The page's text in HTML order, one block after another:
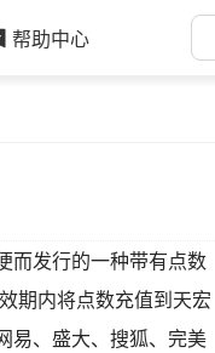
帮助中心
而发行的一种带有点数
期内将点数充值到天宏
易、盛大、搜狐、完美